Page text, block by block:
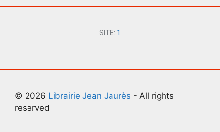
SITE: 1
© 2026 Librairie Jean Jaurès - All rights
reserved